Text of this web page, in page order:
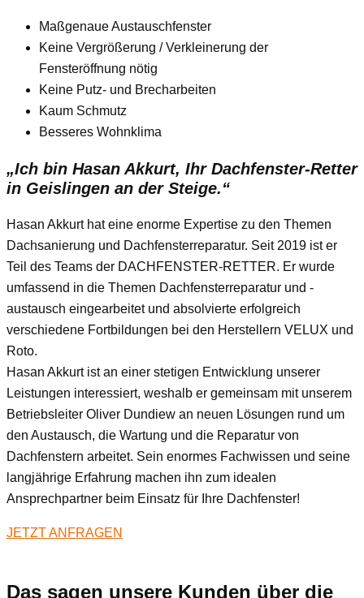
Maßgenaue Austauschfenster
Keine Vergrößerung / Verkleinerung der
Fensteröffnung nötig
Keine Putz- und Brecharbeiten
Kaum Schmutz
Besseres Wohnklima
„Ich bin Hasan Akkurt, Ihr Dachfenster-Retter
in Geislingen an der Steige.“
Hasan Akkurt hat eine enorme Expertise zu den Themen
Dachsanierung und Dachfensterreparatur. Seit 2019 ist er
Teil des Teams der DACHFENSTER-RETTER. Er wurde
umfassend in die Themen Dachfensterreparatur und -
austausch eingearbeitet und absolvierte erfolgreich
verschiedene Fortbildungen bei den Herstellern VELUX und
Roto.
Hasan Akkurt ist an einer stetigen Entwicklung unserer
Leistungen interessiert, weshalb er gemeinsam mit unserem
Betriebsleiter Oliver Dundiew an neuen Lösungen rund um
den Austausch, die Wartung und die Reparatur von
Dachfenstern arbeitet. Sein enormes Fachwissen und seine
langjährige Erfahrung machen ihn zum idealen
Ansprechpartner beim Einsatz für Ihre Dachfenster!
JETZT ANFRAGEN
Das sagen unsere Kunden über die